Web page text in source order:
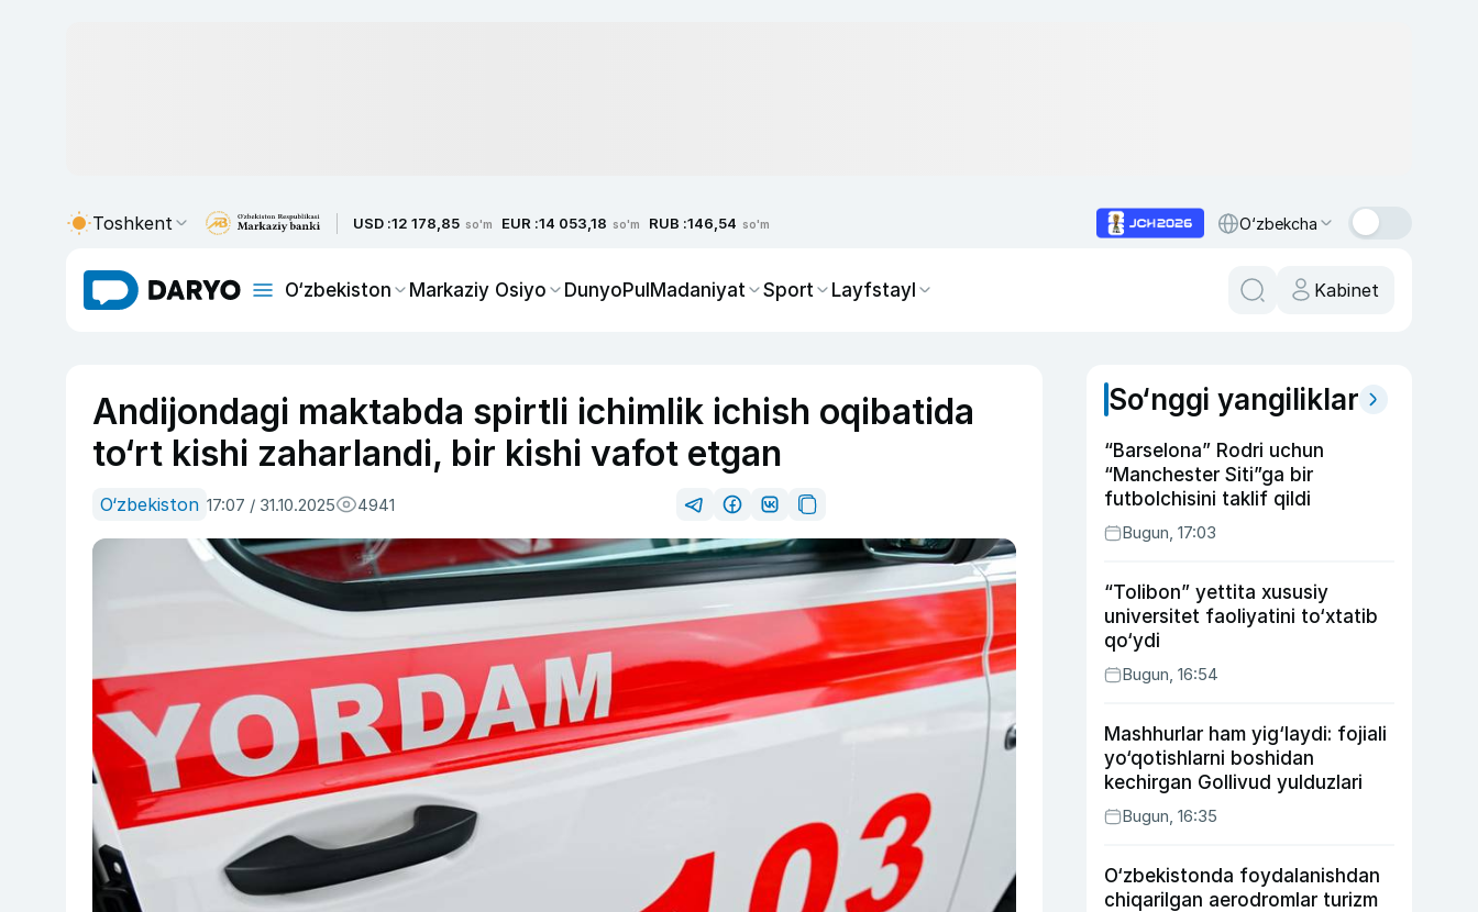
Toshkent USD :12 178,85 so'm EUR :14 053,18 so'm RUB :146,54 so'm O‘zbekcha
O‘zbekiston Markaziy Osiyo DunyoPulMadaniyat Sport Layfstayl Kabinet
Andijondagi maktabda spirtli ichimlik ichish oqibatida
to‘rt kishi zaharlandi, bir kishi vafot etgan
O‘zbekiston 17:07 / 31.10.2025 4941
So‘nggi yangiliklar
“Barselona” Rodri uchun
“Manchester Siti”ga bir
futbolchisini taklif qildi
Bugun, 17:03
“Tolibon” yettita xususiy
universitet faoliyatini to‘xtatib
qo‘ydi
Bugun, 16:54
Mashhurlar ham yig‘laydi: fojiali
yo‘qotishlarni boshidan
kechirgan Gollivud yulduzlari
Bugun, 16:35
O‘zbekistonda foydalanishdan
chiqarilgan aerodromlar turizm